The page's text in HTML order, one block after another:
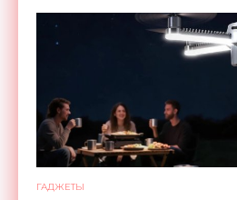
ГАДЖЕТЫ